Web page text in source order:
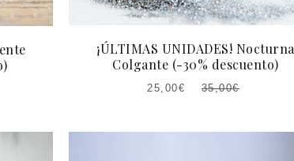
¡ÚLTIMAS UNIDADES! Nocturna
Colgante (-30% descuento)
35,00€
EL
25,00€
EL